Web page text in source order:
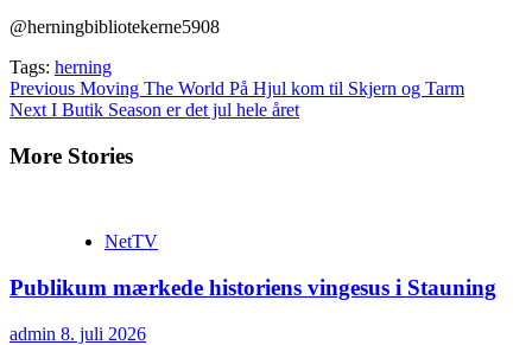
@herningbibliotekerne5908
Tags: herning
Continue
Reading
Previous Moving The World På Hjul kom til Skjern og Tarm
Next I Butik Season er det jul hele året
More Stories
NetTV
Publikum mærkede historiens vingesus i Stauning
admin 8. juli 2026